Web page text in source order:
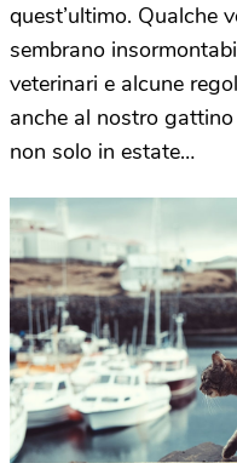
quest’ultimo. Qualche
sembrano
veterinari e alcune
anche al nostro
non solo in estate…